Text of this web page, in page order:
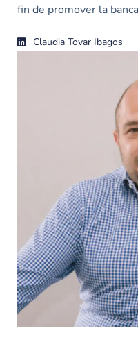
fin de promover la
Claudia Tovar Ibagos